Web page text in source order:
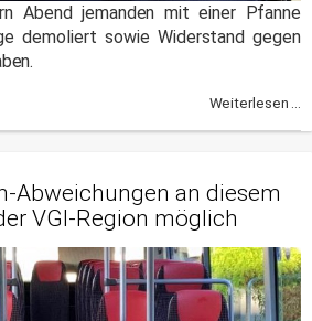
Abend jemanden mit einer Pfanne
demoliert sowie Widerstand gegen
Weiterlesen ...
Abweichungen an diesem
VGI-Region möglich